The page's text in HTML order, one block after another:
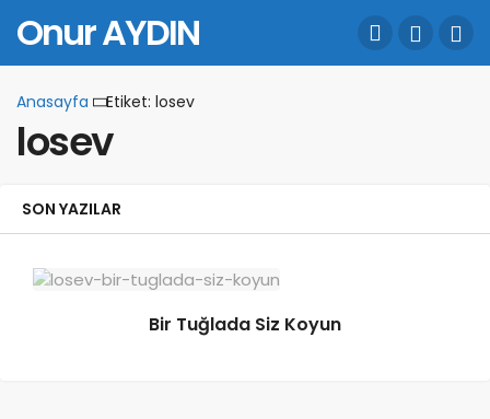
Onur AYDIN
Anasayfa Etiket: losev
losev
SON YAZILAR
Bir Tuğlada Siz Koyun